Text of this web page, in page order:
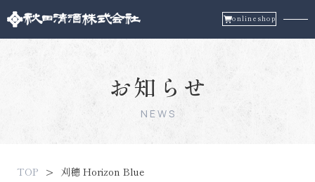
onlineshop
お知らせ
NEWS
TOP 刈穂 Horizon Blue